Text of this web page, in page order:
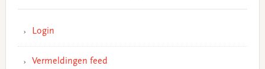
Login
Vermeldingen feed